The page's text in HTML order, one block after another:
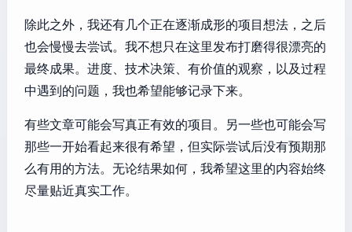
除此之外，我还有几个正在逐渐成形的项目想法，之后
也会慢慢去尝试。我不想只在这里发布打磨得很漂亮的
最终成果。进度、技术决策、有价值的观察，以及过程
中遇到的问题，我也希望能够记录下来。
有些文章可能会写真正有效的项目。另一些也可能会写
那些一开始看起来很有希望，但实际尝试后没有预期那
么有用的方法。无论结果如何，我希望这里的内容始终
尽量贴近真实工作。